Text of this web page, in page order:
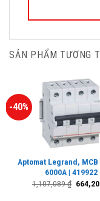
SẢN PHẨM TƯƠNG
-40%
Aptomat Legrand, MCB
6000A | 419922
1,107,089₫ Giá